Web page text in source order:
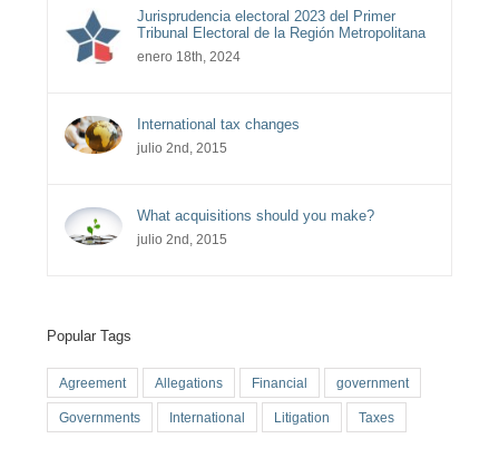
Jurisprudencia electoral 2023 del Primer
Tribunal Electoral de la Región Metropolitana
enero 18th, 2024
International tax changes
julio 2nd, 2015
What acquisitions should you make?
julio 2nd, 2015
Popular Tags
Agreement Allegations Financial government
Governments International Litigation Taxes